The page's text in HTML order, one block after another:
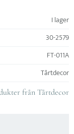
I lager
30-2579
FT-011A
Tårtdecor
från Tårtdecor